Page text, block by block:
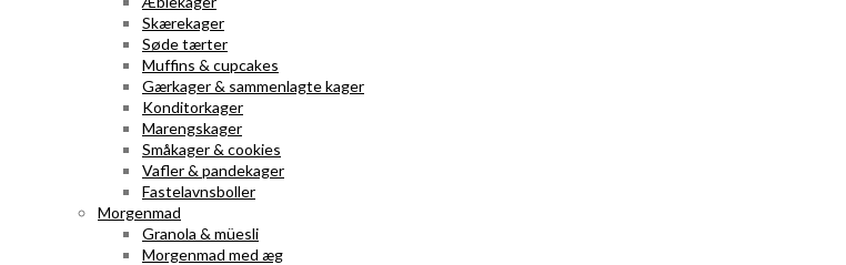
Skærekager
Søde tærter
Muffins & cupcakes
Gærkager & sammenlagte kager
Konditorkager
Marengskager
Småkager & cookies
Vafler & pandekager
Fastelavnsboller
Morgenmad
Granola & müesli
Morgenmad med æg